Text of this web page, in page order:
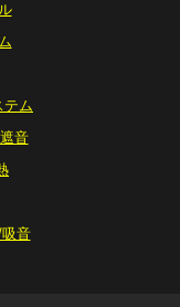
テム
音
音